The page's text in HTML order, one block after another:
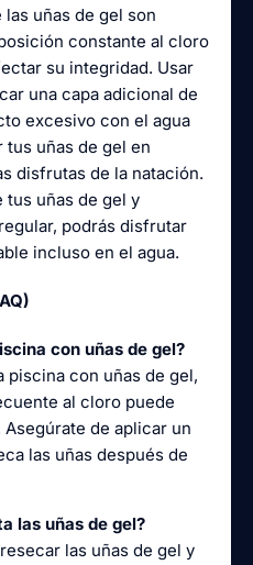
uñas de gel son
constante al cloro
su integridad. Usar
una capa adicional de
excesivo con el agua
tus uñas de gel en
disfrutas de la natación.
tus uñas de gel y
podrás disfrutar
incluso en el agua.
con uñas de gel?
piscina con uñas de gel,
al cloro puede
de aplicar un
las uñas después de
las uñas de gel?
las uñas de gel y